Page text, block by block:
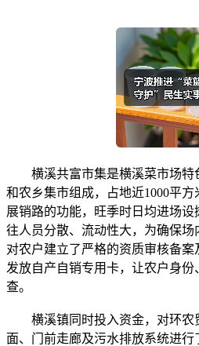
横溪共富市集是横溪菜市场特
和农乡集市组成，占地近1000平
展销路的功能，旺季时日均进场设
往人员分散、流动性大，为确保
对农户建立了严格的资质审核备
发放自产自销专用卡，让农户身
查。
横溪镇同时投入资金，对环农
面、门前走廊及污水排放系统进